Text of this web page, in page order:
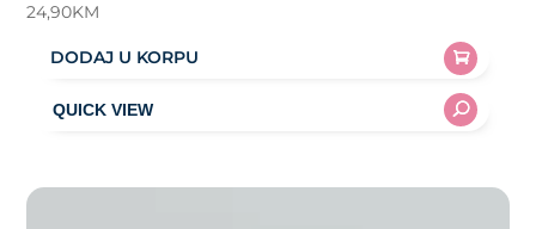
24,90KM
DODAJ U KORPU